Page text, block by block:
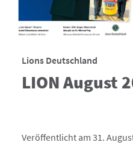
Lions Deutschland
LION August
Veröffentlicht am 31.